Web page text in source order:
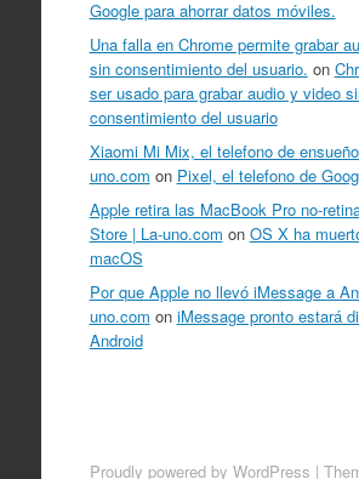
Google para ahorrar datos móviles.
Una falla en Chrome permite grabar
sin consentimiento del usuario. on
ser usado para grabar audio y video
consentimiento del usuario
Xiaomi Mi Mix, el telefono de
uno.com on Pixel, el telefono de
Apple retira las MacBook Pro no-
Store | La-uno.com on OS X ha
macOS
Por que Apple no llevó iMessage a
uno.com on iMessage pronto estará
Android
Proudly powered by WordPress |